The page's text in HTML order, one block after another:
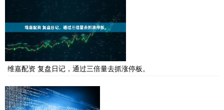
维嘉配资 复盘日记，通过三倍量去抓涨停板。